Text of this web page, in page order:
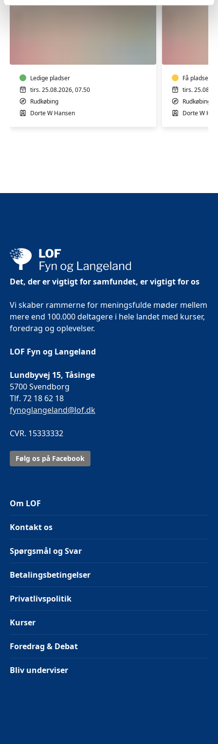
i
Borgerhuset
Rudkøbing
Ledige pladser
tirs. 25.08.2026, 07.50
Rudkøbing
Dorte W Hansen
Få pladser
tirs.
Rudkøbing
Dorte W
Det, der er vigtigt for samfundet, er vigtigt for os
Vi skaber rammerne for meningsfulde møder mellem
mere end 100.000 deltagere i hele landet med kurser,
foredrag og oplevelser.
LOF Fyn og Langeland
Lundbyvej 15, Tåsinge
5700 Svendborg
Tlf. 72 18 62 18
fynoglangeland@lof.dk
CVR. 15333332
Følg os på Facebook
Om LOF
Kontakt os
Spørgsmål og Svar
Betalingsbetingelser
Privatlivspolitik
Kurser
Foredrag & Debat
Bliv underviser